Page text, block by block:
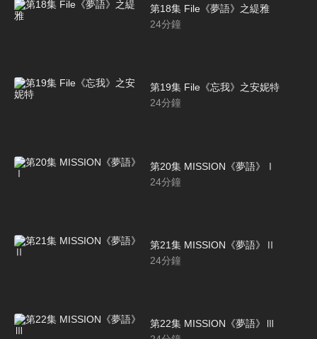
第18集 File《夢語》之緹雅
24分鐘
第19集 File《忘我》之安妮特
24分鐘
第20集 MISSION《夢語》Ⅰ
24分鐘
第21集 MISSION《夢語》Ⅱ
24分鐘
第22集 MISSION《夢語》Ⅲ